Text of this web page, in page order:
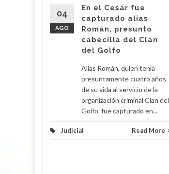
04
AGO
En el Cesar fue
capturado alias
Román, presunto
cabecilla del Clan
del Golfo
Alias Román, quien tenía
presuntamente cuatro años
de su vida al servicio de la
organización criminal Clan del
Golfo, fue capturado en...
Judicial Read More